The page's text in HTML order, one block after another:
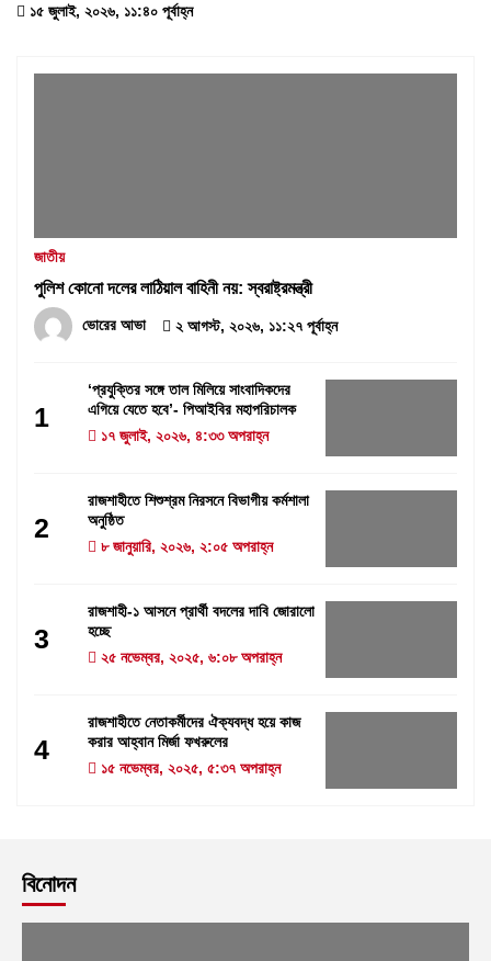
১৫ জুলাই, ২০২৬, ১১:৪০ পূর্বাহ্ন
জাতীয়
পুলিশ কোনো দলের লাঠিয়াল বাহিনী নয়: স্বরাষ্ট্রমন্ত্রী
ভোরের আভা ২ আগস্ট, ২০২৬, ১১:২৭ পূর্বাহ্ন
1
‘প্রযুক্তির সঙ্গে তাল মিলিয়ে সাংবাদিকদের
এগিয়ে যেতে হবে’- পিআইবির মহাপরিচালক
১৭ জুলাই, ২০২৬, ৪:৩৩ অপরাহ্ন
2
রাজশাহীতে শিশুশ্রম নিরসনে বিভাগীয় কর্মশালা
অনুষ্ঠিত
৮ জানুয়ারি, ২০২৬, ২:০৫ অপরাহ্ন
3
রাজশাহী-১ আসনে প্রার্থী বদলের দাবি জোরালো
হচ্ছে
২৫ নভেম্বর, ২০২৫, ৬:০৮ অপরাহ্ন
4
রাজশাহীতে নেতাকর্মীদের ঐক্যবদ্ধ হয়ে কাজ
করার আহ্বান মির্জা ফখরুলের
১৫ নভেম্বর, ২০২৫, ৫:৩৭ অপরাহ্ন
বিনোদন